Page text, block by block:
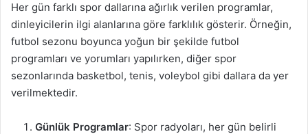
Her gün farklı spor dallarına ağırlık verilen programlar,
dinleyicilerin ilgi alanlarına göre farklılık gösterir. Örneğin,
futbol sezonu boyunca yoğun bir şekilde futbol
programları ve yorumları yapılırken, diğer spor
sezonlarında basketbol, tenis, voleybol gibi dallara da yer
verilmektedir.
Günlük Programlar: Spor radyoları, her gün belirli